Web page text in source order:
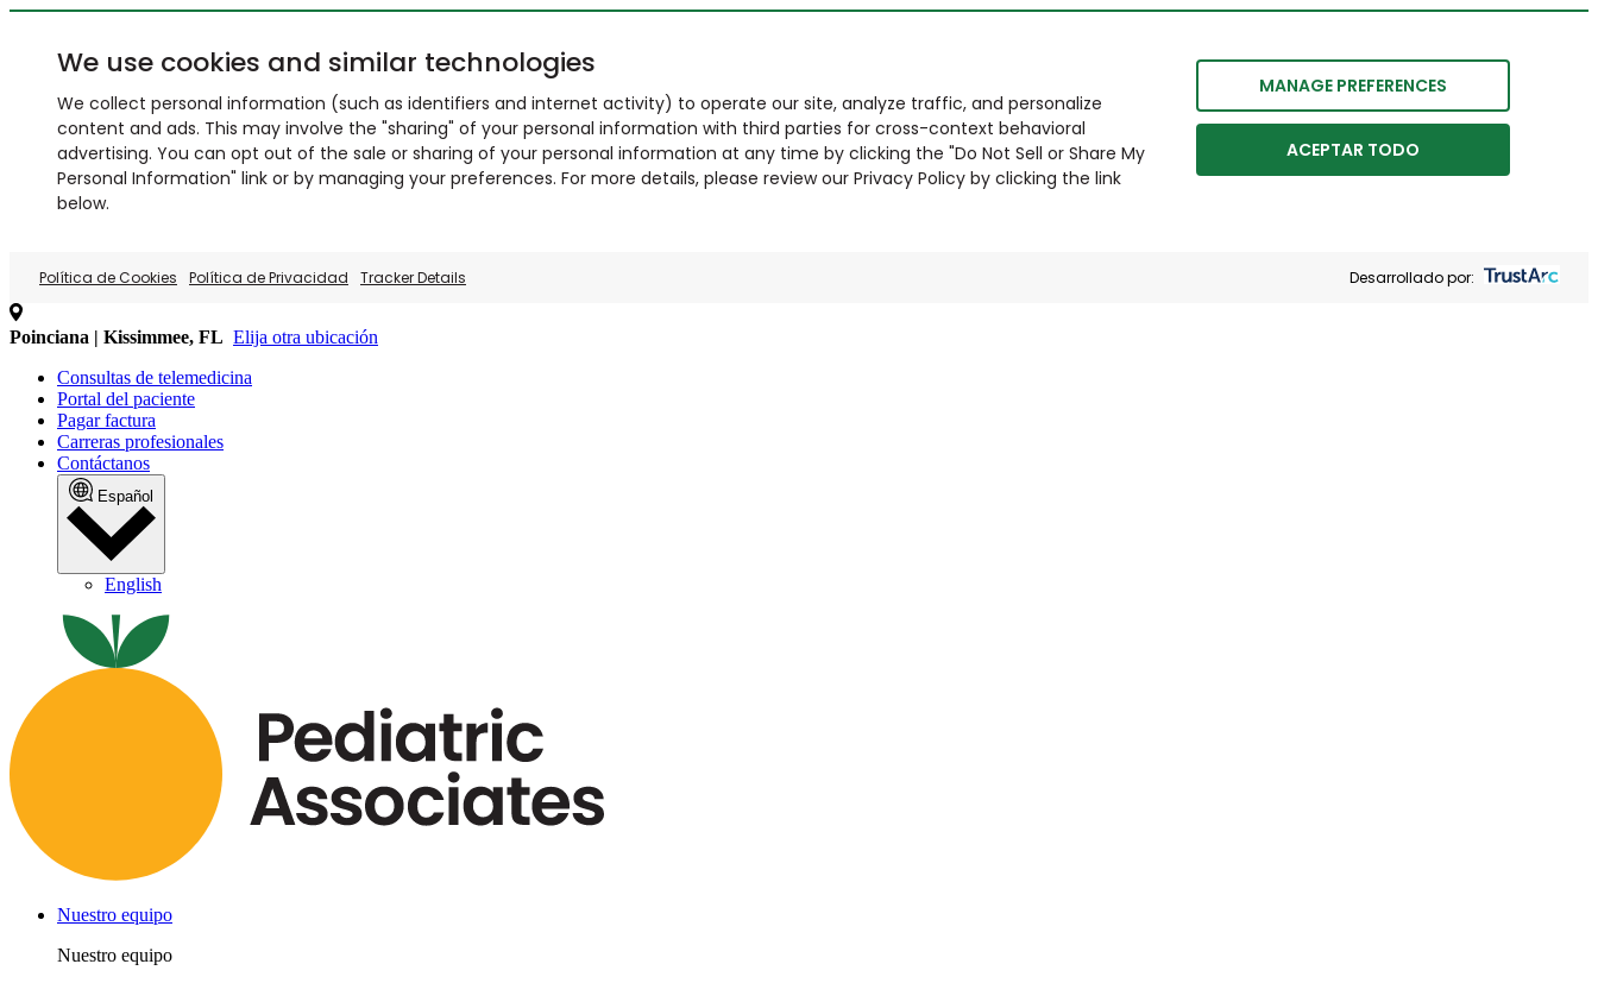
We use cookies and similar technologies
We collect personal information (such as identifiers and internet activity) to operate our site, analyze traffic, and personalize
content and ads. This may involve the "sharing" of your personal information with third parties for cross-context behavioral
advertising. You can opt out of the sale or sharing of your personal information at any time by clicking the "Do Not Sell or Share My
Personal Information" link or by managing your preferences. For more details, please review our Privacy Policy by clicking the link
below.
MANAGE PREFERENCES
ACEPTAR TODO
Política de Cookies Política de Privacidad Tracker Details Desarrollado por:
Poinciana | Kissimmee, FL Elija otra ubicación
Consultas de telemedicina
Portal del paciente
Pagar factura
Carreras profesionales
Contáctanos
Español
English
Nuestro equipo
Nuestro equipo